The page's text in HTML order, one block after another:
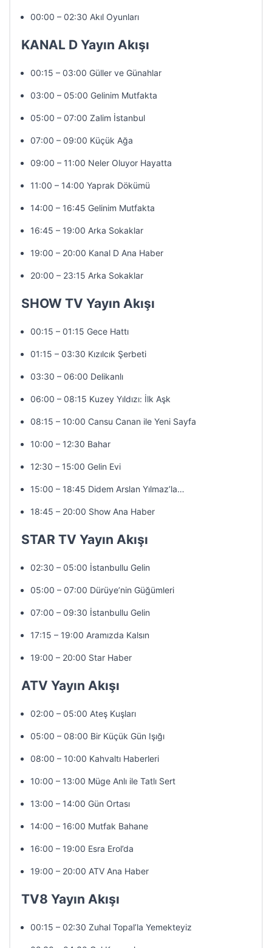
00:00 – 02:30 Akıl Oyunları
KANAL D Yayın Akışı
00:15 – 03:00 Güller ve Günahlar
03:00 – 05:00 Gelinim Mutfakta
05:00 – 07:00 Zalim İstanbul
07:00 – 09:00 Küçük Ağa
09:00 – 11:00 Neler Oluyor Hayatta
11:00 – 14:00 Yaprak Dökümü
14:00 – 16:45 Gelinim Mutfakta
16:45 – 19:00 Arka Sokaklar
19:00 – 20:00 Kanal D Ana Haber
20:00 – 23:15 Arka Sokaklar
SHOW TV Yayın Akışı
00:15 – 01:15 Gece Hattı
01:15 – 03:30 Kızılcık Şerbeti
03:30 – 06:00 Delikanlı
06:00 – 08:15 Kuzey Yıldızı: İlk Aşk
08:15 – 10:00 Cansu Canan ile Yeni Sayfa
10:00 – 12:30 Bahar
12:30 – 15:00 Gelin Evi
15:00 – 18:45 Didem Arslan Yılmaz’la…
18:45 – 20:00 Show Ana Haber
STAR TV Yayın Akışı
02:30 – 05:00 İstanbullu Gelin
05:00 – 07:00 Dürüye’nin Güğümleri
07:00 – 09:30 İstanbullu Gelin
17:15 – 19:00 Aramızda Kalsın
19:00 – 20:00 Star Haber
ATV Yayın Akışı
02:00 – 05:00 Ateş Kuşları
05:00 – 08:00 Bir Küçük Gün Işığı
08:00 – 10:00 Kahvaltı Haberleri
10:00 – 13:00 Müge Anlı ile Tatlı Sert
13:00 – 14:00 Gün Ortası
14:00 – 16:00 Mutfak Bahane
16:00 – 19:00 Esra Erol’da
19:00 – 20:00 ATV Ana Haber
TV8 Yayın Akışı
00:15 – 02:30 Zuhal Topal’la Yemekteyiz